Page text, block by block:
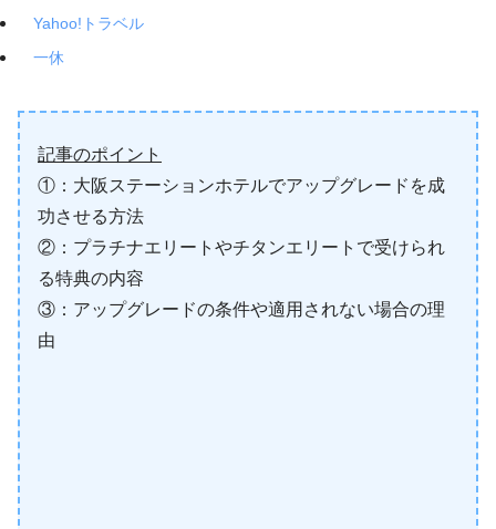
Yahoo!トラベル
一休
記事のポイント
①：大阪ステーションホテルでアップグレードを成
功させる方法
②：プラチナエリートやチタンエリートで受けられ
る特典の内容
③：アップグレードの条件や適用されない場合の理
由